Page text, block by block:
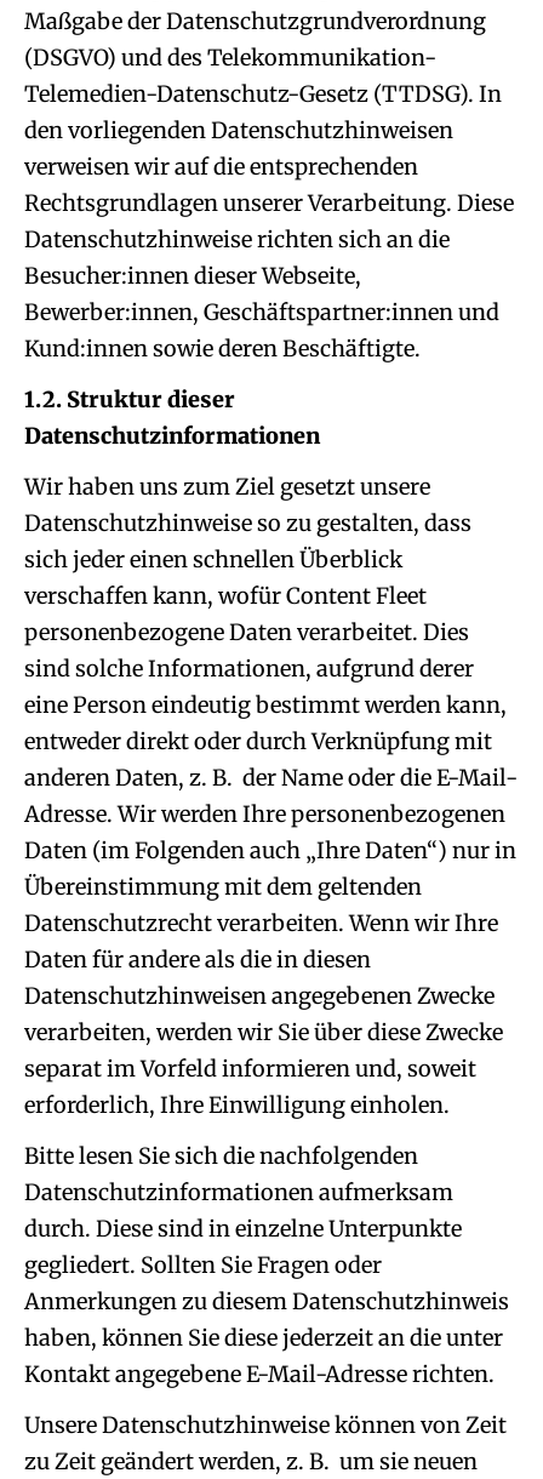
Maßgabe der Datenschutzgrundverordnung
(DSGVO) und des Telekommunikation-
Telemedien-Datenschutz-Gesetz (TTDSG). In
den vorliegenden Datenschutzhinweisen
verweisen wir auf die entsprechenden
Rechtsgrundlagen unserer Verarbeitung. Diese
Datenschutzhinweise richten sich an die
Besucher:innen dieser Webseite,
Bewerber:innen, Geschäftspartner:innen und
Kund:innen sowie deren Beschäftigte.
1.2. Struktur dieser
Datenschutzinformationen
Wir haben uns zum Ziel gesetzt unsere
Datenschutzhinweise so zu gestalten, dass
sich jeder einen schnellen Überblick
verschaffen kann, wofür Content Fleet
personenbezogene Daten verarbeitet. Dies
sind solche Informationen, aufgrund derer
eine Person eindeutig bestimmt werden kann,
entweder direkt oder durch Verknüpfung mit
anderen Daten, z. B. der Name oder die E-Mail-
Adresse. Wir werden Ihre personenbezogenen
Daten (im Folgenden auch „Ihre Daten“) nur in
Übereinstimmung mit dem geltenden
Datenschutzrecht verarbeiten. Wenn wir Ihre
Daten für andere als die in diesen
Datenschutzhinweisen angegebenen Zwecke
verarbeiten, werden wir Sie über diese Zwecke
separat im Vorfeld informieren und, soweit
erforderlich, Ihre Einwilligung einholen.
Bitte lesen Sie sich die nachfolgenden
Datenschutzinformationen aufmerksam
durch. Diese sind in einzelne Unterpunkte
gegliedert. Sollten Sie Fragen oder
Anmerkungen zu diesem Datenschutzhinweis
haben, können Sie diese jederzeit an die unter
Kontakt angegebene E-Mail-Adresse richten.
Unsere Datenschutzhinweise können von Zeit
zu Zeit geändert werden, z. B. um sie neuen